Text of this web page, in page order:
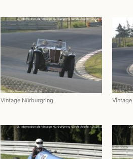
Vintage Nürburgring